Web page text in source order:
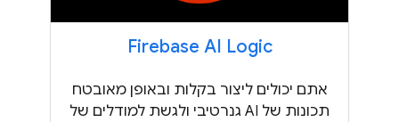
Firebase AI Logic
אתם יכולים ליצור בקלות ובאופן מאובטח
תכונות של AI גנרטיבי ולגשת למודלים של